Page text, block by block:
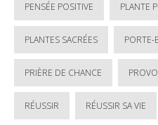
PENSÉE POSITIVE PLANTE
PLANTES SACRÉES PORTE-
PRIÈRE DE CHANCE
RÉUSSIR RÉUSSIR SA VIE